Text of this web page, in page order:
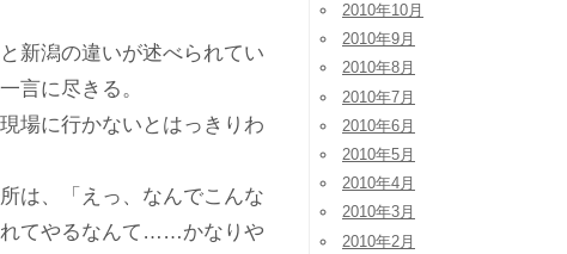
新潟の違いが述べられてい
言に尽きる。
場に行かないとはっきりわ
は、「えっ、なんでこんな
れてやるなんて……かなりや
2010年10月
2010年9月
2010年8月
2010年7月
2010年6月
2010年5月
2010年4月
2010年3月
2010年2月